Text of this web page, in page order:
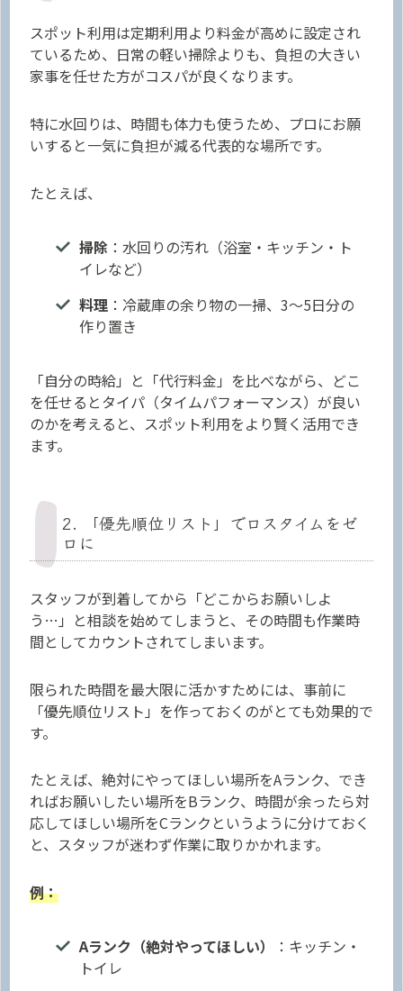
スポット利用は定期利用より料金が高めに設定され
ているため、日常の軽い掃除よりも、負担の大きい
家事を任せた方がコスパが良くなります。
特に水回りは、時間も体力も使うため、プロにお願
いすると一気に負担が減る代表的な場所です。
たとえば、
掃除 ：水回りの汚れ（浴室・キッチン・ト
イレなど）
料理：冷蔵庫の余り物の一掃、3〜5日分の
作り置き
「自分の時給」と「代行料金」を比べながら、どこ
を任せるとタイパ（タイムパフォーマンス）が良い
のかを考えると、スポット利用をより賢く活用でき
ます。
2. 「優先順位リスト」でロスタイムをゼ
ロに
スタッフが到着してから「どこからお願いしよ
う…」と相談を始めてしまうと、その時間も作業時
間としてカウントされてしまいます。
限られた時間を最大限に活かすためには、事前に
「優先順位リスト」を作っておくのがとても効果的で
す。
たとえば、絶対にやってほしい場所をAランク、でき
ればお願いしたい場所をBランク、時間が余ったら対
応してほしい場所をCランクというように分けておく
と、スタッフが迷わず作業に取りかかれます。
例：
Aランク（絶対やってほしい）
：キッチン・
トイレ